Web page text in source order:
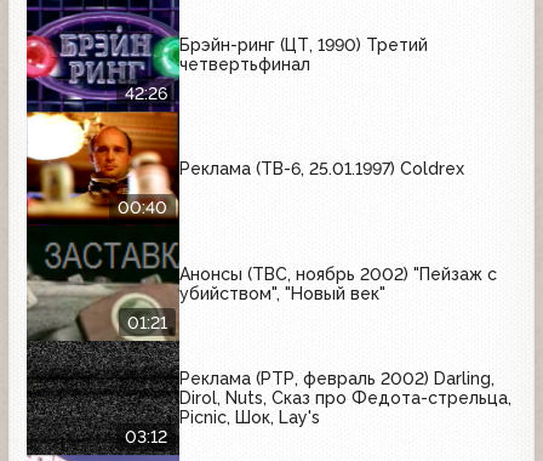
42:26
Брэйн-ринг (ЦТ, 1990) Третий
четвертьфинал
00:40
Реклама (ТВ-6, 25.01.1997) Coldrex
01:21
Анонсы (ТВС, ноябрь 2002) "Пейзаж с
убийством", "Новый век"
03:12
Реклама (РТР, февраль 2002) Darling,
Dirol, Nuts, Сказ про Федота-стрельца,
Picnic, Шок, Lay's